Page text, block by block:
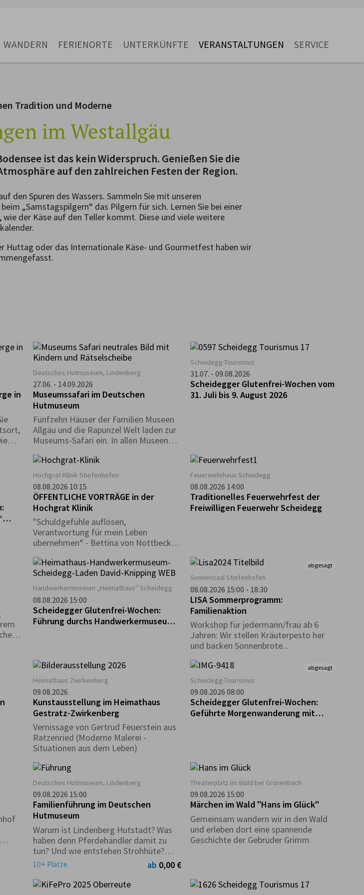
WANDERN FERIENORTE UNTERKÜNFTE VERANSTALTUNGEN SERVICE
Tradition und Moderne
im Westallgäu
ist das kein Widerspruch. Genießen Sie die
auf den zahlreichen Festen der Region.
den Spuren des Wassers. Sammeln Sie mit unseren
„Samstagspilgern“ das Pilgern für sich. Lernen Sie bei einer
der Käse auf den Teller kommt. Diese und viele weitere
Huttag oder das Internationale Käse- und Gourmetfest haben wir
in
Deutsches Hutmuseum, Lindenberg
27.06. - 14.09.2026
Museumssafari im Deutschen
Hutmuseum
Fünfzehn Häuser der Familien Museen
Allgäu und die Rapunzel Welt laden zur
Museums-Safari ein. In allen Museen
tierisches Rätsel zu lösen, bei dem
detektivischer Spürsinn gefragt ist. Bei
der Museumssafari begleitet euch ein
buntes Rätselheft, das ihr kostenlos an
den Museumskassen erhaltet. Wer
mindestens drei Museen besucht und
die Rätsel löst kann an einer Verlosung
teilnehmen. Der Besuch ist zu den
Öffnungszeiten des Deutschen
Hutmuseum möglich.
Scheidegg-Tourismus
31.07. - 09.08.2026
Scheidegger Glutenfrei-Wochen vom
31. Juli bis 9. August 2026
Hochgrat Klinik Stiefenhofen
08.08.2026 10:15
ÖFFENTLICHE VORTRÄGE in der
Hochgrat Klinik
"Schuldgefühle auflösen,
Verantwortung für mein Leben
übernehmen“ - Bettina von Nottbeck,
Körperpsychotherapeutin
Feuerwehrhaus Scheidegg
08.08.2026 14:00
Traditionelles Feuerwehrfest der
Freiwilligen Feuerwehr Scheidegg
-
Handwerkermuseum „Heimathaus" Scheidegg
08.08.2026 15:00
Scheidegger Glutenfrei-Wochen:
Führung durchs Handwerkermuseum
abgesagt
Sonnensaal Stiefenhofen
08.08.2026 15:00 - 18:30
LISA Sommerprogramm:
Familienaktion
Workshop für jedermann/frau ab 6
Jahren: Wir stellen Kräuterpesto her
und backen Sonnenbrote...
Heimathaus Zwirkenberg
09.08.2026
Kunstausstellung im Heimathaus
Gestratz-Zwirkenberg
Vernissage von Gertrud Feuerstein aus
Ratzenried (Moderne Malerei -
Situationen aus dem Leben)
abgesagt
Scheidegg-Tourismus
09.08.2026 08:00
Scheidegger Glutenfrei-Wochen:
Geführte Morgenwanderung mit
Deutsches Hutmuseum, Lindenberg
09.08.2026 15:00
Familienführung im Deutschen
Hutmuseum
Warum ist Lindenberg Hutstadt? Was
haben denn Pferdehändler damit zu
tun? Und wie entstehen Strohhüte?
Warum gibt es einen Haifisch im
10+ Plätze ab 0,00 €
Theaterplatz im Wald bei Grünenbach
09.08.2026 15:00
Märchen im Wald "Hans im Glück"
Gemeinsam wandern wir in den Wald
und erleben dort eine spannende
Geschichte der Gebrüder Grimm